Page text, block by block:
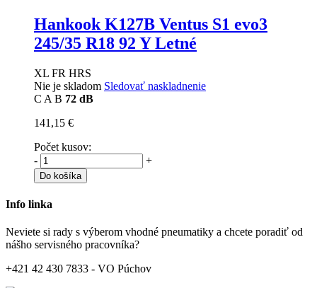
Hankook K127B Ventus S1 evo3
245/35 R18 92 Y Letné
XL FR HRS
Nie je skladom Sledovať naskladnenie
C A B 72 dB
141,15 €
Počet kusov:
-
+
Do košíka
Info linka
Neviete si rady s výberom vhodné pneumatiky a chcete poradiť od
nášho servisného pracovníka?
+421 42 430 7833 - VO Púchov